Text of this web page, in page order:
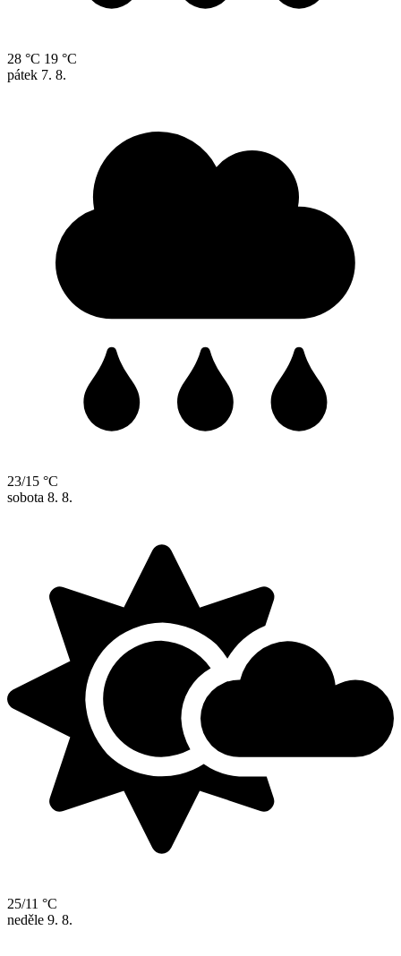
28 °C 19 °C
pátek 7. 8.
23/15 °C
sobota 8. 8.
25/11 °C
neděle 9. 8.